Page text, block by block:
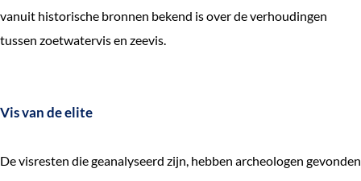
vanuit historische bronnen bekend is over de verhoudingen
tussen zoetwatervis en zeevis.
Vis van de elite
De visresten die geanalyseerd zijn, hebben archeologen gevonden